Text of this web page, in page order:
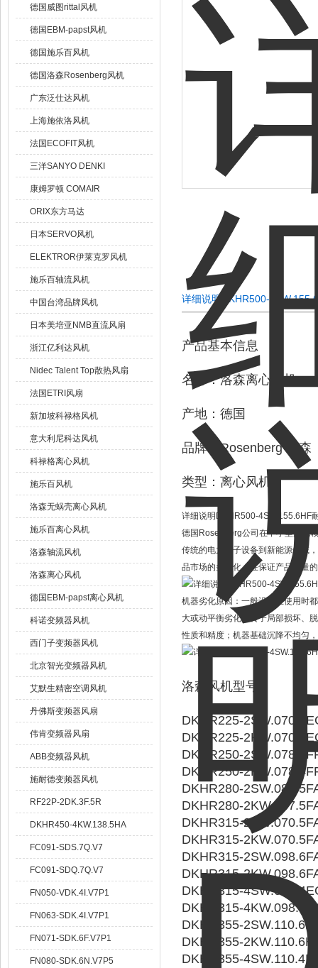
德国威图rittal风机
德国EBM-papst风机
德国施乐百风机
德国洛森Rosenberg风机
广东泛仕达风机
上海施依洛风机
法国ECOFIT风机
三洋SANYO DENKI
康姆罗顿 COMAIR
ORIX东方马达
日本SERVO风机
ELEKTROR伊莱克罗风机
施乐百轴流风机
中国台湾品牌风机
日本美培亚NMB直流风扇
浙江亿利达风机
Nidec Talent Top散热风扇
法国ETRI风扇
新加坡科禄格风机
意大利尼科达风机
科禄格离心风机
施乐百风机
洛森无蜗壳离心风机
施乐百离心风机
洛森轴流风机
洛森离心风机
德国EBM-papst离心风机
科诺变频器风机
西门子变频器风机
北京智光变频器风机
艾默生精密空调风机
丹佛斯变频器风扇
伟肯变频器风扇
ABB变频器风机
施耐德变频器风机
RF22P-2DK.3F.5R
DKHR450-4KW.138.5HA
FC091-SDS.7Q.V7
FC091-SDQ.7Q.V7
FN050-VDK.4I.V7P1
FN063-SDK.4I.V7P1
FN071-SDK.6F.V7P1
FN080-SDK.6N.V7P5
详细说明DKHR500-
产品基本信息
名称：洛森离心风机
产地：德国
品牌：Rosenberg 洛森
类型：离心风机
详细说明DKHR500-4SW.155.6HF
德国Rosenberg公司在中小型风机
传统的电力电子设备到新能源领域
品市场的多元化，在保证产品质量
机器劣化原因：一般设备在使用时
大或动平衡劣化；转子局部损坏、
性质和精度；机器基础沉降不均匀
洛森风机型号：
DKHR225-
DKHR225-
DKHR250-
DKHR250-
DKHR280-
DKHR280-
DKHR315-
DKHR315-
DKHR315-
DKHR315-
DKHR315-
DKHR315-
DKHR355-
DKHR355-
DKHR355-